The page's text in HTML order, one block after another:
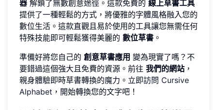
器 解鎖了無數創意途徑。這款免費的 線上草書工具
提供了一種輕鬆的方式，將優雅的字體風格融入您的
數位生活。這款直觀且易於使用的工具讓您無需任何
特殊技能即可輕鬆獲得美麗的 數位草書 。
準備好將您自己的 創意草書應用 變為現實了嗎？不
要錯過這個強大且免費的資源。前往 我們的網站 ，
親身體驗即時草書轉換的魔力。立即訪問 Cursive
Alphabet ，開始轉換您的文字吧！